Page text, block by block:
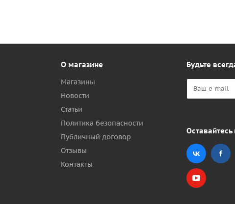
О магазине
Магазины
Новости
Статьи
Политика безопасности
Публичный договор
Отзывы
Контакты
Будьте
Оставайтесь